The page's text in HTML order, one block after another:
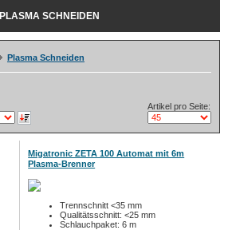
PLASMA SCHNEIDEN
Plasma Schneiden
Artikel pro Seite:
Migatronic ZETA 100 Automat mit 6m
Plasma-Brenner
Trennschnitt <35 mm
Qualitätsschnitt: <25 mm
Schlauchpaket: 6 m